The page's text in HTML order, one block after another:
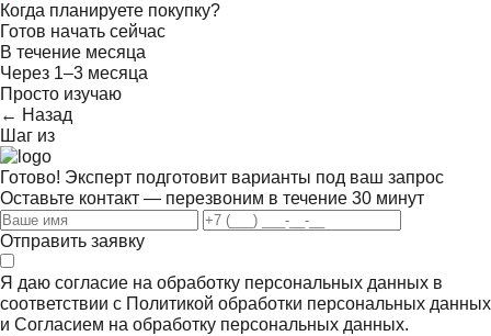
Когда планируете покупку?
Готов начать сейчас
В течение месяца
Через 1–3 месяца
Просто изучаю
← Назад
Шаг из
Готово! Эксперт подготовит варианты под ваш запрос
Оставьте контакт — перезвоним в течение 30 минут
Отправить заявку
Я даю согласие на обработку персональных данных в
соответствии с Политикой обработки персональных данных
и Согласием на обработку персональных данных.